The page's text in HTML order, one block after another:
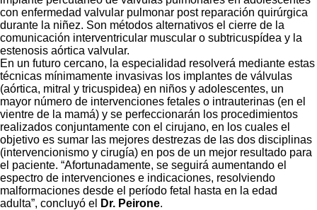
con enfermedad valvular pulmonar post reparación quirúrgica
durante la niñez. Son métodos alternativos el cierre de la
comunicación interventricular muscular o subtricuspídea y la
estenosis aórtica valvular.
En un futuro cercano, la especialidad resolverá mediante estas
técnicas mínimamente invasivas los implantes de válvulas
(aórtica, mitral y tricuspidea) en niños y adolescentes, un
mayor número de intervenciones fetales o intrauterinas (en el
vientre de la mamá) y se perfeccionarán los procedimientos
realizados conjuntamente con el cirujano, en los cuales el
objetivo es sumar las mejores destrezas de las dos disciplinas
(intervencionismo y cirugía) en pos de un mejor resultado para
el paciente. “Afortunadamente, se seguirá aumentando el
espectro de intervenciones e indicaciones, resolviendo
malformaciones desde el período fetal hasta en la edad
adulta”, concluyó el
Dr. Peirone.